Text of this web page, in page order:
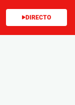
DIRECTO